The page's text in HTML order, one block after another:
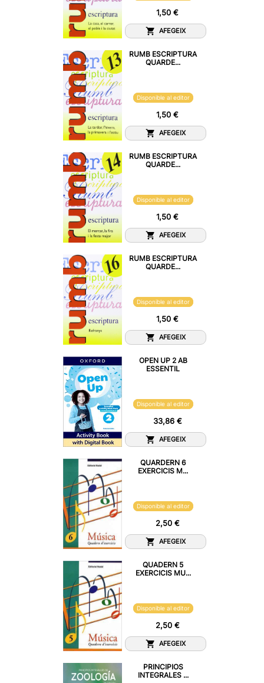
1,50 €
AFEGEIX
RUMB ESCRIPTURA
QUARDE...
Disponible al editor
1,50 €
AFEGEIX
RUMB ESCRIPTURA
QUARDE...
Disponible al editor
1,50 €
AFEGEIX
RUMB ESCRIPTURA
QUARDE...
Disponible al editor
1,50 €
AFEGEIX
OPEN UP 2 AB
ESSENTIL
Disponible al editor
33,86 €
AFEGEIX
QUARDERN 6
EXERCICIS M...
Disponible al editor
2,50 €
AFEGEIX
QUADERN 5
EXERCICIS MU...
Disponible al editor
2,50 €
AFEGEIX
PRINCIPIOS
INTEGRALES ...